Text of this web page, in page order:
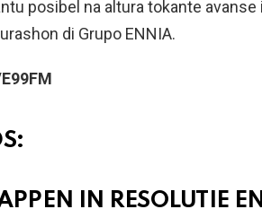
posibel na altura tokante
di Grupo ENNIA.
IN RESOLUTIE